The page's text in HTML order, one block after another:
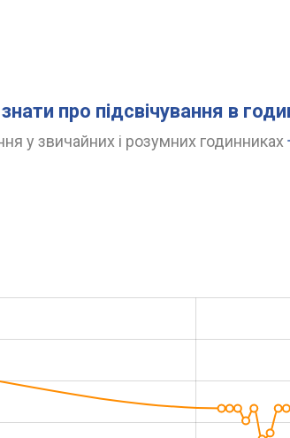
про підсвічування в
у звичайних і розумних годинниках